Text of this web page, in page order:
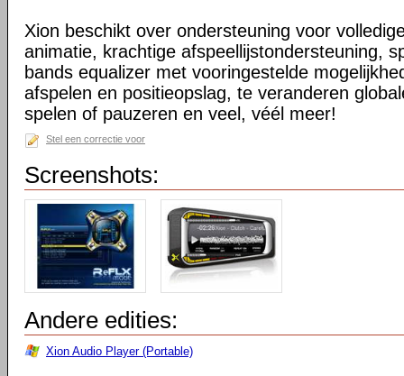
Xion beschikt over ondersteuning voor
animatie, krachtige afspeellijstondersteuning,
bands equalizer met vooringestelde
afspelen en positieopslag, te veranderen
spelen of pauzeren en veel, véél meer!
Stel een correctie voor
Screenshots:
Andere edities:
Xion Audio Player (Portable)